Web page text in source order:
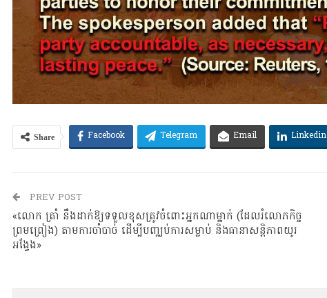
Share Facebook Telegram Email Linkedin
PREV POST
«លោក ត្រាំ នឹងដាក់ឱ្យទទួលខុសត្រូវចំពោះអ្នកណាម្នាក់ (ដែលរំលោភកិច្ច
ព្រមព្រៀង) តាមការចាំបាច់ ដើម្បីបញ្ឈប់ការសម្លាប់ និងធានាសន្តិភាពយូរ
អង្វែង»